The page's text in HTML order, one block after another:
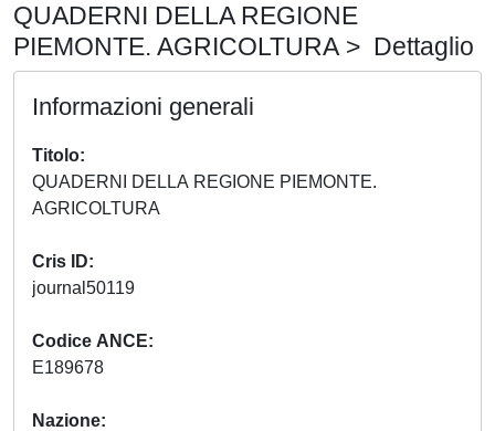
QUADERNI DELLA REGIONE
PIEMONTE. AGRICOLTURA > Dettaglio
Informazioni generali
Titolo
QUADERNI DELLA REGIONE PIEMONTE.
Cris ID
Codice ANCE
Nazione